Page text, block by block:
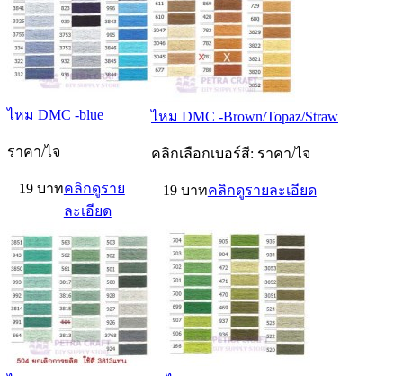
ไหม DMC -blue
ราคา/ไจ
19 บาทคลิกดูราย
ละเอียด
ไหม DMC -Brown/Topaz/Straw
คลิกเลือกเบอร์สี: ราคา/ไจ
19 บาทคลิกดูรายละเอียด